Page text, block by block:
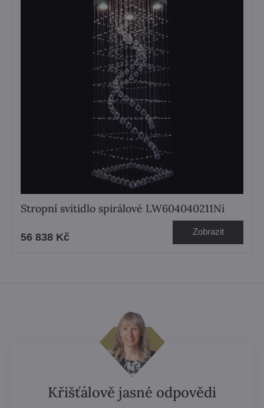
Stropní svítidlo spirálové LW604040211Ni
56 838 Kč Zobrazit
Křišťálově jasné odpovědi